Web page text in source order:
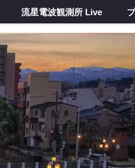
流星電波観測所 Live